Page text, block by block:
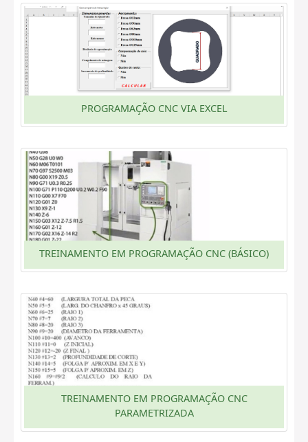
PROGRAMAÇÃO CNC VIA EXCEL
TREINAMENTO EM PROGRAMAÇÃO CNC (BÁSICO)
TREINAMENTO EM PROGRAMAÇÃO CNC
PARAMETRIZADA